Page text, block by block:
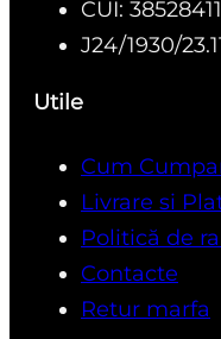
CUI: 38528411
J24/1930/
Utile
Cum
Livrare si
Politică de
Contacte
Retur marfa